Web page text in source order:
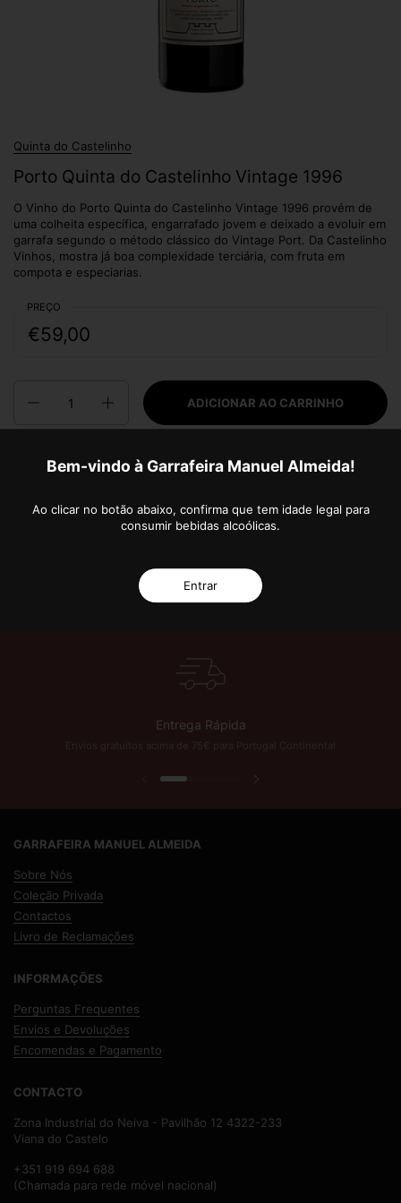
Quinta do Castelinho
Porto Quinta do Castelinho Vintage 1996
O Vinho do Porto Quinta do Castelinho Vintage 1996 provém de
uma colheita específica, engarrafado jovem e deixado a evoluir em
garrafa segundo o método clássico do Vintage Port. Da Castelinho
Vinhos, mostra já boa complexidade terciária, com fruta em
compota e especiarias.
PREÇO
€59,00
ADICIONAR AO CARRINHO
Subscreva a nossa Newsletter e fique a par das novidades
Entrega Rápida
GARRAFEIRA MANUEL ALMEIDA
Sobre Nós
Coleção Privada
Contactos
Livro de Reclamações
INFORMAÇÕES
Perguntas Frequentes
Envios e Devoluções
Encomendas e Pagamento
CONTACTO
Zona Industrial do Neiva - Pavilhão 12 4322-233
Viana do Castelo
+351 919 694 688
(Chamada para rede móvel nacional)
Bem-vindo à Garrafeira Manuel Almeida!
Ao clicar no botão abaixo, confirma que tem idade legal para
consumir bebidas alcoólicas.
Entrar